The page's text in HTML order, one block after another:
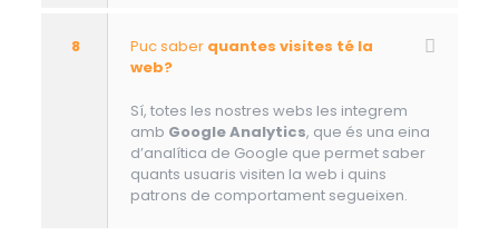
8 Puc saber quantes visites té la
web?
Sí, totes les nostres webs les integrem
amb Google Analytics, que és una eina
d’analítica de Google que permet saber
quants usuaris visiten la web i quins
patrons de comportament segueixen.